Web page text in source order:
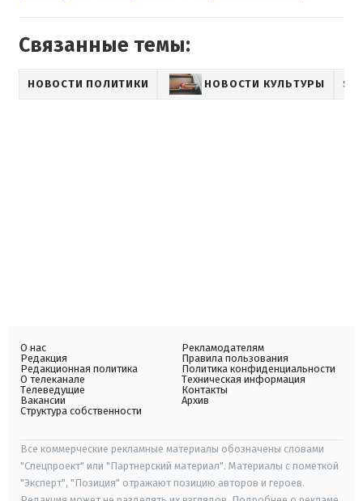
Связанные темы:
НОВОСТИ ПОЛИТИКИ НОВОСТИ КУЛЬТУРЫ
О нас
Редакция
Редакционная политика
О телеканале
Телеведущие
Вакансии
Структура собственности
Рекламодателям
Правила пользования
Политика конфиденциальности
Техническая информация
Контакты
Архив
Все коммерческие рекламные материалы обозначены словами
"Спецпроект" или "Партнерский материал". Материалы с пометкой
"Эксперт", "Позиция" отражают позицию авторов и героев.